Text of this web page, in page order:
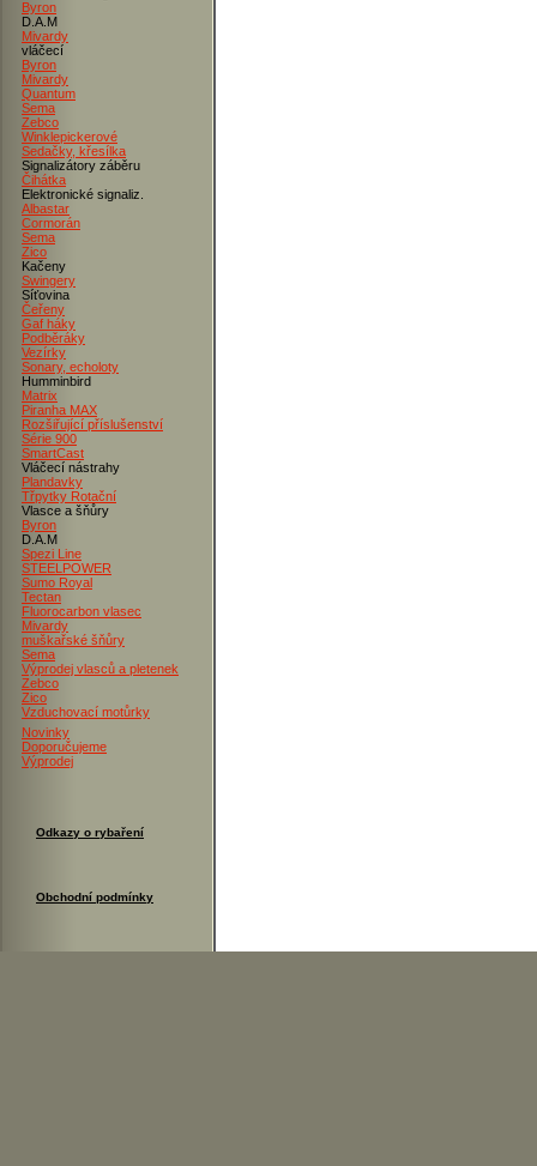
Byron
D.A.M
Mivardy
vláčecí
Byron
Mivardy
Quantum
Sema
Zebco
Winklepickerové
Sedačky, křesílka
Signalizátory záběru
Čihátka
Elektronické signaliz.
Albastar
Cormorán
Sema
Zico
Kačeny
Swingery
Síťovina
Čeřeny
Gaf háky
Podběráky
Vezírky
Sonary, echoloty
Humminbird
Matrix
Piranha MAX
Rozšiřující příslušenství
Série 900
SmartCast
Vláčecí nástrahy
Plandavky
Třpytky Rotační
Vlasce a šňůry
Byron
D.A.M
Spezi Line
STEELPOWER
Sumo Royal
Tectan
Fluorocarbon vlasec
Mivardy
muškařské šňůry
Sema
Výprodej vlasců a pletenek
Zebco
Zico
Vzduchovací motůrky
Novinky
Doporučujeme
Výprodej
Odkazy o rybaření
Obchodní podmínky